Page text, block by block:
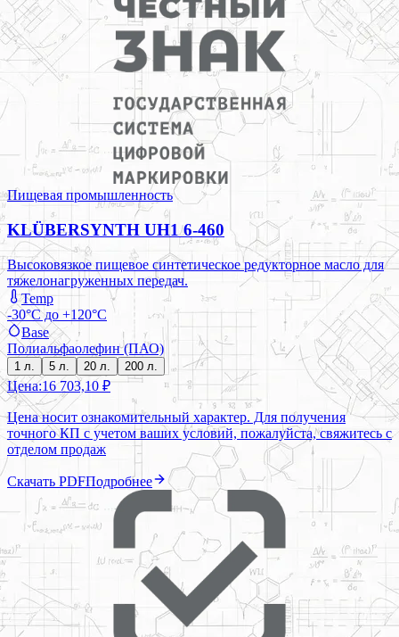
Пищевая промышленность
KLÜBERSYNTH UH1 6-460
Высоковязкое пищевое синтетическое редукторное масло для
тяжелонагруженных передач.
Temp
-30°C до +120°C
Base
Полиальфаолефин (ПАО)
1 л. 5 л. 20 л. 200 л.
Цена:16 703,10 ₽
Цена носит ознакомительный характер. Для получения
точного КП с учетом ваших условий, пожалуйста, свяжитесь с
отделом продаж
Скачать PDFПодробнее